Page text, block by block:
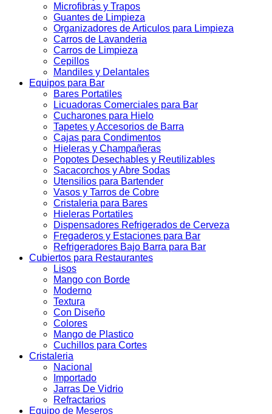
Microfibras y Trapos
Guantes de Limpieza
Organizadores de Articulos para Limpieza
Carros de Lavanderia
Carros de Limpieza
Cepillos
Mandiles y Delantales
Equipos para Bar
Bares Portatiles
Licuadoras Comerciales para Bar
Cucharones para Hielo
Tapetes y Accesorios de Barra
Cajas para Condimentos
Hieleras y Champañeras
Popotes Desechables y Reutilizables
Sacacorchos y Abre Sodas
Utensilios para Bartender
Vasos y Tarros de Cobre
Cristaleria para Bares
Hieleras Portatiles
Dispensadores Refrigerados de Cerveza
Fregaderos y Estaciones para Bar
Refrigeradores Bajo Barra para Bar
Cubiertos para Restaurantes
Lisos
Mango con Borde
Moderno
Textura
Con Diseño
Colores
Mango de Plastico
Cuchillos para Cortes
Cristaleria
Nacional
Importado
Jarras De Vidrio
Refractarios
Equipo de Meseros